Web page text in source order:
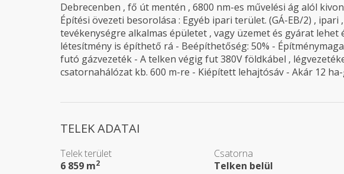
Debrecenben , fő út mentén , 6800 nm-es művelési ág alól
Építési övezeti besorolása : Egyéb ipari terület. (GÁ-EB/2) ,
tevékenységre alkalmas épületet , vagy üzemet és gyárat
létesítmény is építhető rá - Beépíthetőség: 50% -
futó gázvezeték - A telken végig fut 380V földkábel ,
csatornahálózat kb. 600 m-re - Kiépített lehajtósáv - Akár 12
TELEK ADATAI
Telek terület
6 859 m2
Csatorna
Telken belül